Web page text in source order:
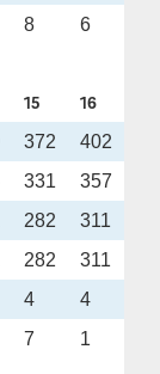
8 6
15 16
372 402
331 357
282 311
282 311
4 4
7 1